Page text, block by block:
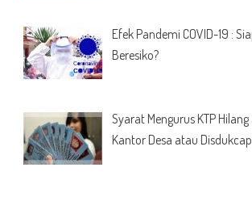
Efek Pandemi COVID-19 :
Beresiko?
Syarat Mengurus KTP
Kantor Desa atau